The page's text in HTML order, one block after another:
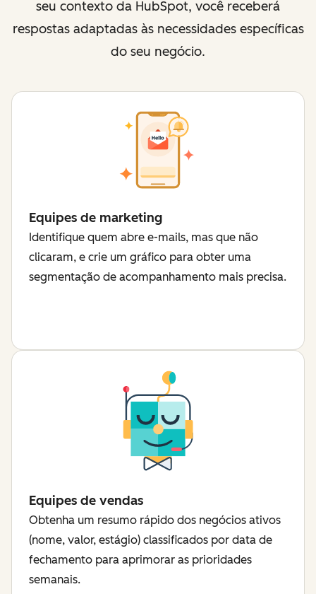
seu contexto da HubSpot, você receberá
respostas adaptadas às necessidades específicas
do seu negócio.
Equipes de marketing
Identifique quem abre e-mails, mas que não
clicaram, e crie um gráfico para obter uma
segmentação de acompanhamento mais precisa.
Equipes de vendas
Obtenha um resumo rápido dos negócios ativos
(nome, valor, estágio) classificados por data de
fechamento para aprimorar as prioridades
semanais.